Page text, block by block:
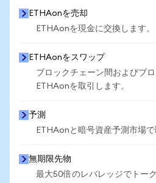
ETHAonを売却
ETHAonを現金に交換します。
ETHAonをスワップ
ブロックチェーン間およびブ
ETHAonを取引します。
予測
ETHAonと暗号資産予測市場で
無期限先物
最大50倍のレバレッジでトー